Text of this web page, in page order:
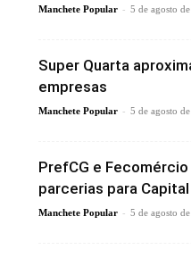
Manchete Popular - 5 de agosto
Super Quarta
empresas
Manchete Popular - 5 de agosto
PrefCG e
parcerias para Capital
Manchete Popular - 5 de agosto